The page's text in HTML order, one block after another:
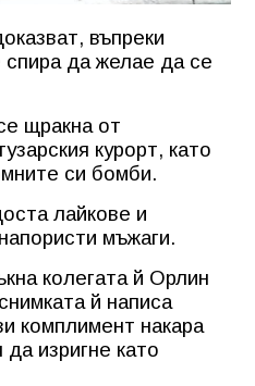
въпреки
спира да желае да се
щракна от
курорт, като
си бомби.
лайкове и
мъжаги.
колегата й Орлин
й написа
комплимент накара
изригне като